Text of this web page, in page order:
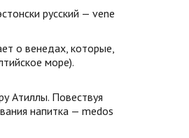
русский — vene
о венедах, которые,
море).
Атиллы. Повествуя
напитка — medos